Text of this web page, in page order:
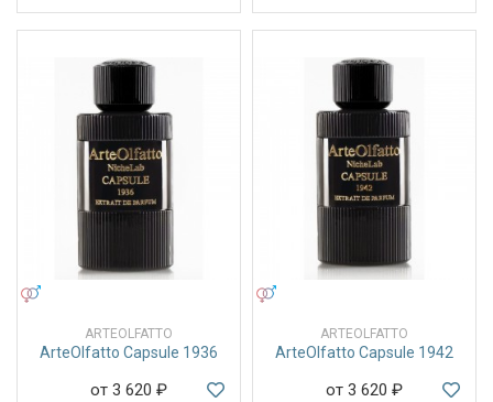
ARTEOLFATTO
ArteOlfatto Capsule 1936
от 3 620 ₽
ARTEOLFATTO
ArteOlfatto Capsule 1942
от 3 620 ₽